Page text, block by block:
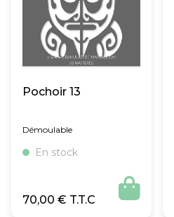
Pochoir 13
Démoulable
En stock
70,00 € 